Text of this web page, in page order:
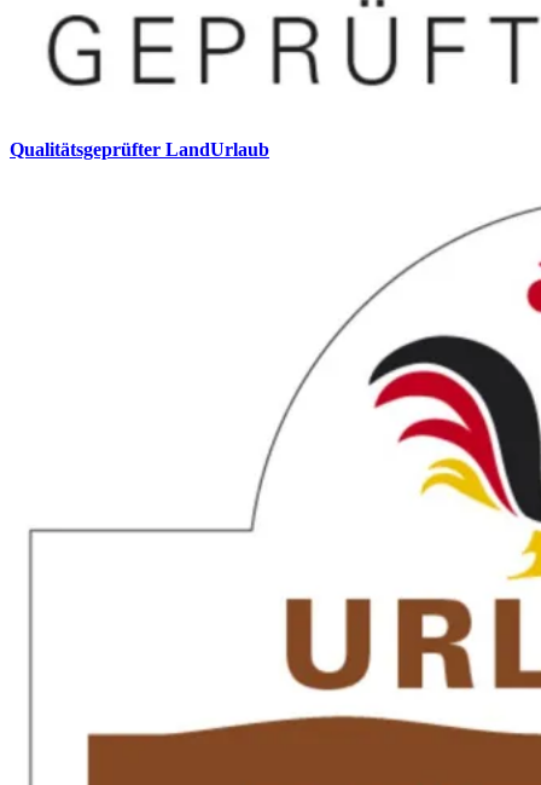
Qualitätsgeprüfter LandUrlaub